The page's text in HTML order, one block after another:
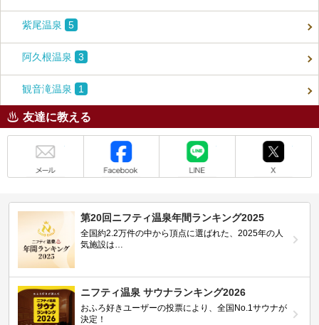
紫尾温泉 5
阿久根温泉 3
観音滝温泉 1
友達に教える
第20回ニフティ温泉年間ランキング2025
全国約2.2万件の中から頂点に選ばれた、2025年の人
気施設は…
ニフティ温泉 サウナランキング2026
おふろ好きユーザーの投票により、全国No.1サウナが
決定！